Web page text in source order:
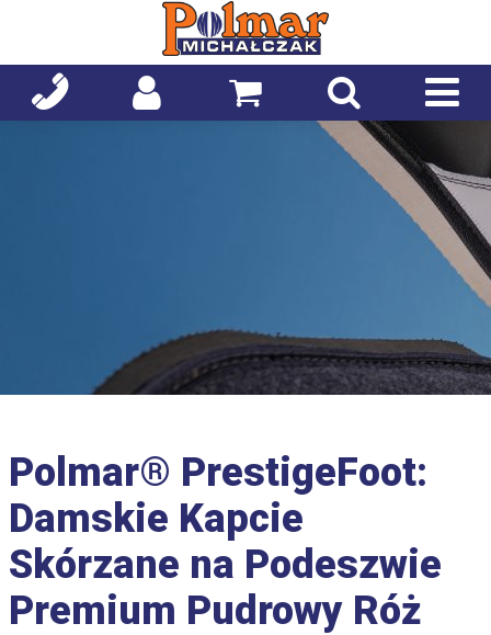
Polmar® PrestigeFoot:
Damskie Kapcie
Skórzane na Podeszwie
Premium Pudrowy Róż